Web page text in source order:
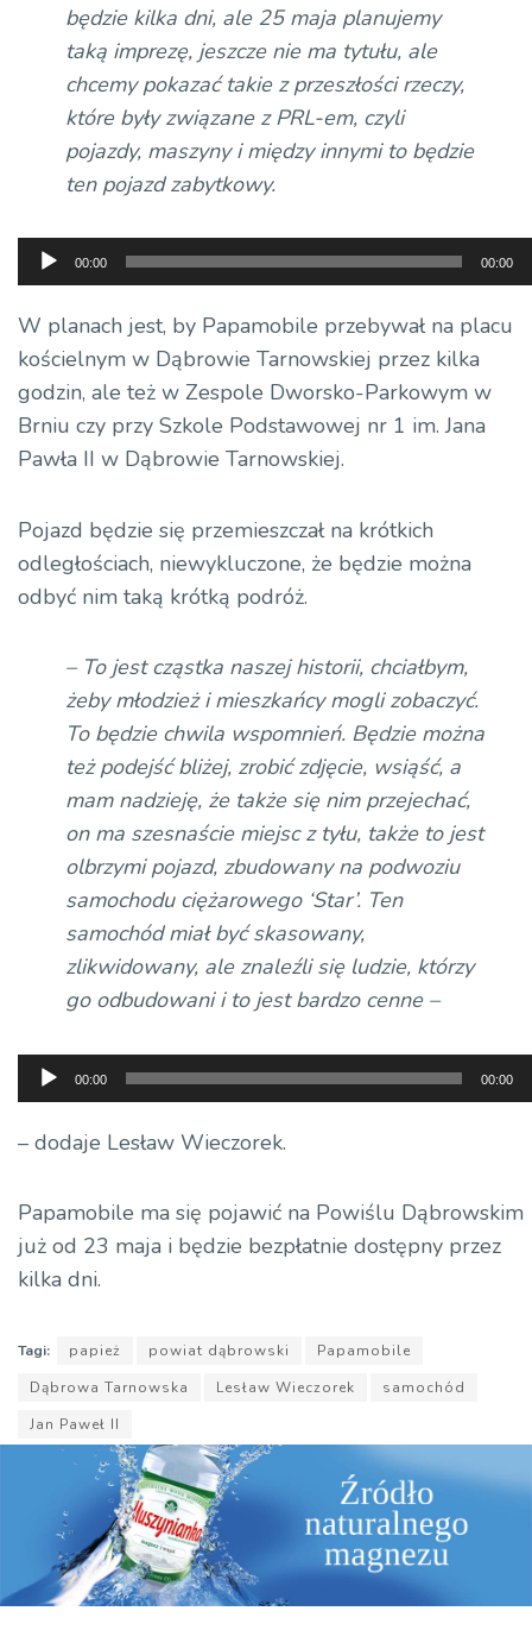
będzie kilka dni, ale 25 maja planujemy
taką imprezę, jeszcze nie ma tytułu, ale
chcemy pokazać takie z przeszłości rzeczy,
które były związane z PRL-em, czyli
pojazdy, maszyny i między innymi to będzie
ten pojazd zabytkowy.
Odtwarzacz
plików
dźwiękowych
00:00 00:00
W planach jest, by Papamobile przebywał na placu
kościelnym w Dąbrowie Tarnowskiej przez kilka
godzin, ale też w Zespole Dworsko-Parkowym w
Brniu czy przy Szkole Podstawowej nr 1 im. Jana
Pawła II w Dąbrowie Tarnowskiej.
Pojazd będzie się przemieszczał na krótkich
odległościach, niewykluczone, że będzie można
odbyć nim taką krótką podróż.
– To jest cząstka naszej historii, chciałbym,
żeby młodzież i mieszkańcy mogli zobaczyć.
To będzie chwila wspomnień. Będzie można
też podejść bliżej, zrobić zdjęcie, wsiąść, a
mam nadzieję, że także się nim przejechać,
on ma szesnaście miejsc z tyłu, także to jest
olbrzymi pojazd, zbudowany na podwoziu
samochodu ciężarowego ‘Star’. Ten
samochód miał być skasowany,
zlikwidowany, ale znaleźli się ludzie, którzy
go odbudowani i to jest bardzo cenne –
Odtwarzacz
plików
dźwiękowych
00:00 00:00
– dodaje Lesław Wieczorek.
Papamobile ma się pojawić na Powiślu Dąbrowskim
już od 23 maja i będzie bezpłatnie dostępny przez
kilka dni.
Tagi: papież powiat dąbrowski
Papamobile
Dąbrowa Tarnowska
Lesław Wieczorek
samochód
Jan Paweł II